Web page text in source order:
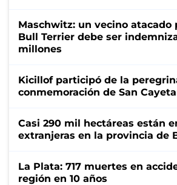
Maschwitz: un vecino atacado
Bull Terrier debe ser
millones
Kicillof participó de la
conmemoración de San
Casi 290 mil hectáreas están
extranjeras en la provincia de
La Plata: 717 muertes en
región en 10 años